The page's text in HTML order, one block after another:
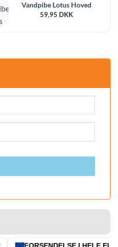
Vandpibe Lotus Hoved
59,95 DKK
FORSENDELSE I HELE EU